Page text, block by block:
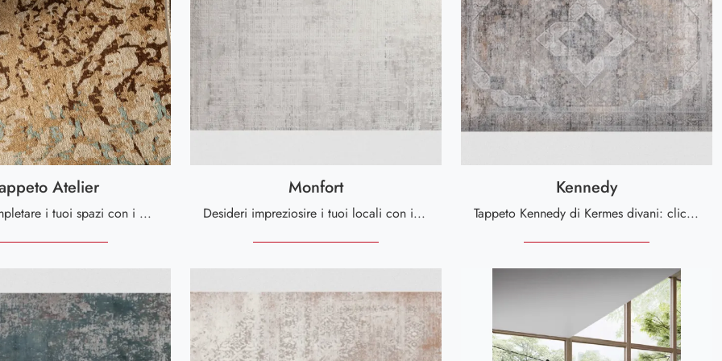
Atelier
Desideri completare i tuoi spazi con i Complementi Tonin Casa? Ti presentiamo diversi modelli di tappeti in tessuto come Tappeto Atelier.
Monfort
Desideri impreziosire i tuoi locali con i Complementi Kermes divani? Eccoti molteplici modelli di tappeti in tessuto come Monfort.
Kennedy
Tappeto Kennedy di Kermes divani: clicca e scopri di più sui Complementi e tappeti moderni in tessuto del noto e rinomato brand!